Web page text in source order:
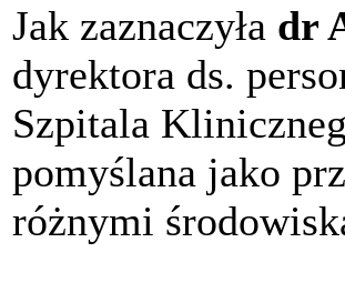
Jak zaznaczyła dr
dyrektora ds.
Szpitala
pomyślana jako
różnymi